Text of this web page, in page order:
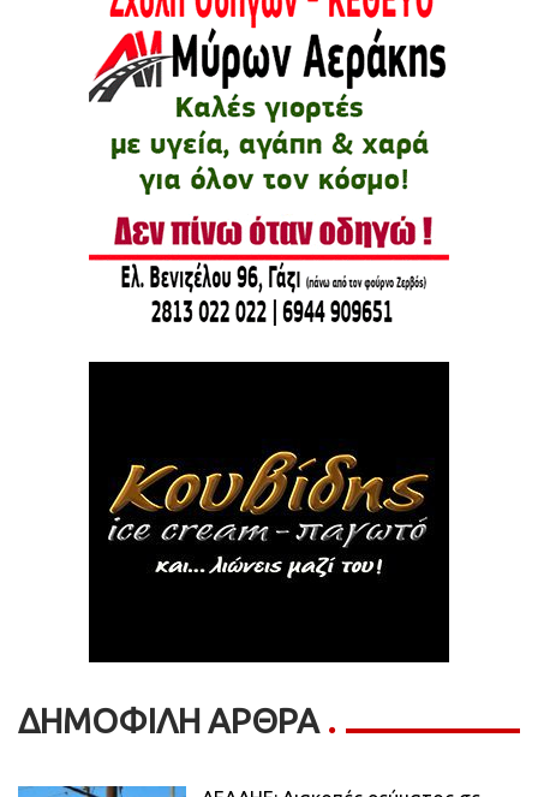
ΔΗΜΟΦΙΛΗ ΑΡΘΡΑ